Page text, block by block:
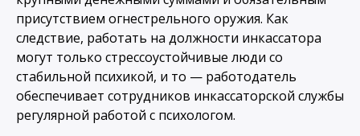
присутствием огнестрельного оружия. Как
следствие, работать на должности инкассатора
могут только стрессоустойчивые люди со
стабильной психикой, и то — работодатель
обеспечивает сотрудников инкассаторской службы
регулярной работой с психологом.